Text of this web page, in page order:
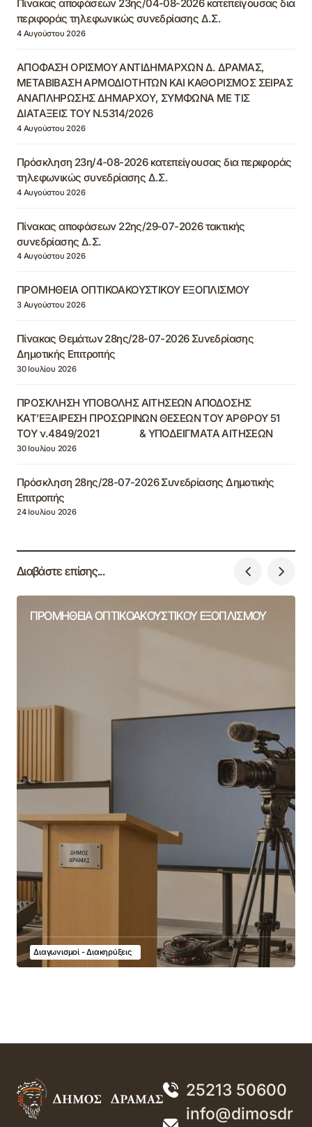
Πίνακας αποφάσεων 23ης/04-08-2026 κατεπείγουσας δια
περιφοράς τηλεφωνικώς συνεδρίασης Δ.Σ.
4 Αυγούστου 2026
ΑΠΟΦΑΣΗ ΟΡΙΣΜΟΥ ΑΝΤΙΔΗΜΑΡΧΩΝ Δ. ΔΡΑΜΑΣ,
ΜΕΤΑΒΙΒΑΣΗ ΑΡΜΟΔΙΟΤΗΤΩΝ ΚΑΙ ΚΑΘΟΡΙΣΜΟΣ ΣΕΙΡΑΣ
ΑΝΑΠΛΗΡΩΣΗΣ ΔΗΜΑΡΧΟΥ, ΣΥΜΦΩΝΑ ΜΕ ΤΙΣ
ΔΙΑΤΑΞΕΙΣ ΤΟΥ Ν.5314/2026
4 Αυγούστου 2026
Πρόσκληση 23η/4-08-2026 κατεπείγουσας δια περιφοράς
τηλεφωνικώς συνεδρίασης Δ.Σ.
4 Αυγούστου 2026
Πίνακας αποφάσεων 22ης/29-07-2026 τακτικής
συνεδρίασης Δ.Σ.
4 Αυγούστου 2026
ΠΡΟΜΗΘΕΙΑ ΟΠΤΙΚΟΑΚΟΥΣΤΙΚΟΥ ΕΞΟΠΛΙΣΜΟΥ
3 Αυγούστου 2026
Πίνακας Θεμάτων 28ης/28-07-2026 Συνεδρίασης
Δημοτικής Επιτροπής
30 Ιουλίου 2026
ΠΡΟΣΚΛΗΣΗ ΥΠΟΒΟΛΗΣ ΑΙΤΗΣΕΩΝ ΑΠΟΔΟΣΗΣ
ΚΑΤ’ΕΞΑΙΡΕΣΗ ΠΡΟΣΩΡΙΝΩΝ ΘΕΣΕΩΝ ΤΟΥ ΆΡΘΡΟΥ 51
ΤΟΥ ν.4849/2021 & ΥΠΟΔΕΙΓΜΑΤΑ ΑΙΤΗΣΕΩΝ
30 Ιουλίου 2026
Πρόσκληση 28ης/28-07-2026 Συνεδρίασης Δημοτικής
Επιτροπής
24 Ιουλίου 2026
Διαβάστε επίσης...
ΠΡΟΜΗΘΕΙΑ ΟΠΤΙΚΟΑΚΟΥΣΤΙΚΟΥ ΕΞΟΠΛΙΣΜΟΥ
Διαγωνισμοί - Διακηρύξεις
25213 50600
info@dimosdr